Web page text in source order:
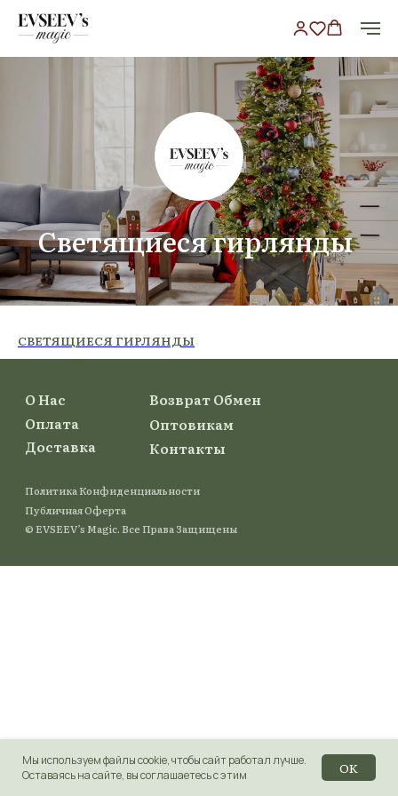
Светящиеся гирлянды
СВЕТЯЩИЕСЯ ГИРЛЯНДЫ
О Нас
Оплата
Возврат Обмен
Оптовикам
Политика Конфиденциальности
Мы используем файлы cookie, чтобы сайт работал лучше.
Оставаясь на сайте, вы соглашаетесь с этим
OK